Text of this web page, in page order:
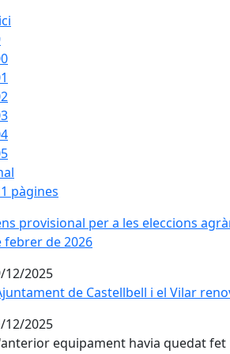
pàgines
provisional per a les eleccions
febrer de 2026
12/2025
de Castellbell i el Vilar
de Castellbell i el Vilar
12/2025
equipament havia quedat